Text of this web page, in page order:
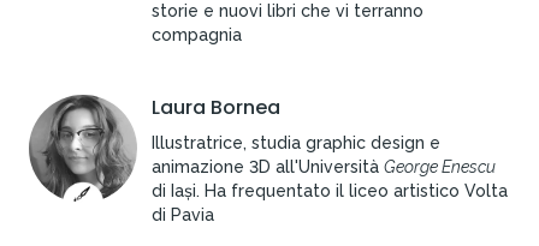
storie e nuovi libri che vi terranno
compagnia
Laura Bornea
Illustratrice, studia graphic design e
animazione 3D all'Università George Enescu
di Iași. Ha frequentato il liceo artistico Volta
di Pavia